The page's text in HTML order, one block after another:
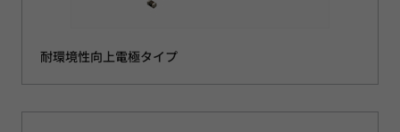
耐環境性向上電極タイプ